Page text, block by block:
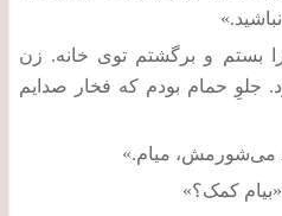
.»
بستم و برگشتم توی خانه. زن
. جلوِ حمام بودم که فخار صدایم
می‌شورمش، میام.»
:بیام کمک؟»